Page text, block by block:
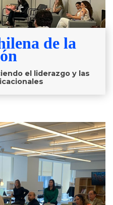
de la
el liderazgo y las